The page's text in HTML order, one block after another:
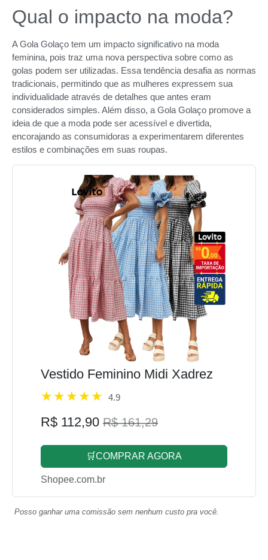
Qual o impacto na moda?
A Gola Golaço tem um impacto significativo na moda
feminina, pois traz uma nova perspectiva sobre como as
golas podem ser utilizadas. Essa tendência desafia as normas
tradicionais, permitindo que as mulheres expressem sua
individualidade através de detalhes que antes eram
considerados simples. Além disso, a Gola Golaço promove a
ideia de que a moda pode ser acessível e divertida,
encorajando as consumidoras a experimentarem diferentes
estilos e combinações em suas roupas.
Vestido Feminino Midi Xadrez
4.9
R$ 112,90 R$ 161,29
🛒COMPRAR AGORA
Shopee.com.br
Posso ganhar uma comissão sem nenhum custo pra você.